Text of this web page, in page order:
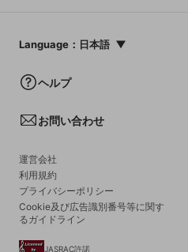
Language ： 日本語
中文(簡体)
ヘルプ
お問い合わせ
運営会社
利用規約
プライバシーポリシー
Cookie及び広告識別番号等に関す
るガイドライン
JASRAC許諾